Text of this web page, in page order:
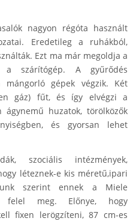
nagyon régóta használt
Eredetileg a ruhákból,
Ezt ma már megoldja a
a szárítógép. A gyűrődés
gépek végzik. Két
gáz) fűt, és így elvégzi a
ágynemű huzatok, törölközők
és gyorsan lehet
szociális intézmények,
léteznek-e kis méretű,ipari
szerint ennek a Miele
felel meg. Előnye, hogy
fixen lerögzíteni, 87 cm-es